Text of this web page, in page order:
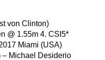
von Clinton)
@ 1.55m 4. CSI5*
Miami (USA)
– Michael Desiderio